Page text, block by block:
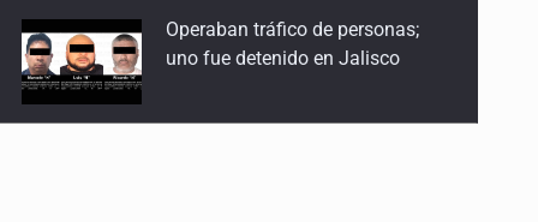
Catean casa por esquema de
fraude telefónico